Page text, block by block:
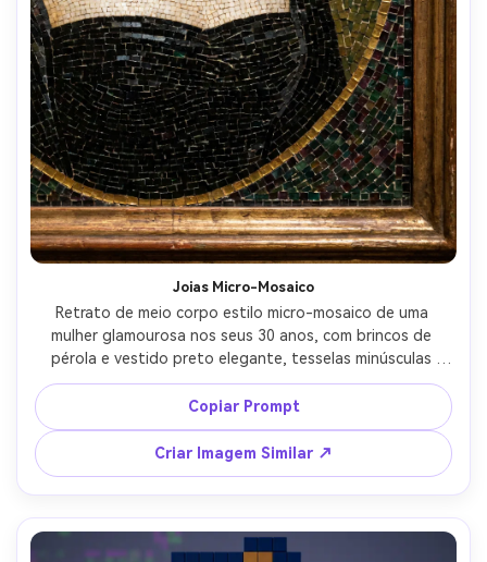
Joias Micro-Mosaico
Retrato de meio corpo estilo micro-mosaico de uma
mulher glamourosa nos seus 30 anos, com brincos de
pérola e vestido preto elegante, tesselas minúsculas
agrupadas com gradientes ultra finos, sombreamento rico
em chiaroscuro em formato de azulejo, detalhes em
esmeralda escura e dourado, fundo elegante em vinheta,
acabamento refinado de museu, alinhamento de azulejos
e rejunte altamente detalhado, vibe de editorial de luxo,
lente 85mm, profundidade de campo rasa, iluminação
cinematográfica suave --ar 4:5
Copiar Prompt
Criar Imagem Similar ↗